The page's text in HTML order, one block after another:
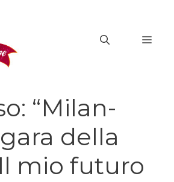
“Milan-
della
mio futuro